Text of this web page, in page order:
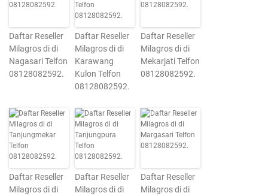
Daftar Reseller
Milagros di di
Nagasari Telfon
08128082592.
Daftar Reseller
Milagros di di
Karawang
Kulon Telfon
08128082592.
Daftar Reseller
Milagros di di
Mekarjati Telfon
08128082592.
Daftar Reseller
Milagros di di
Daftar Reseller
Milagros di di
Daftar Reseller
Milagros di di